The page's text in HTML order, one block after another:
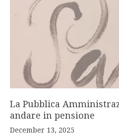
La Pubblica
andare in pensione
December 13, 2025